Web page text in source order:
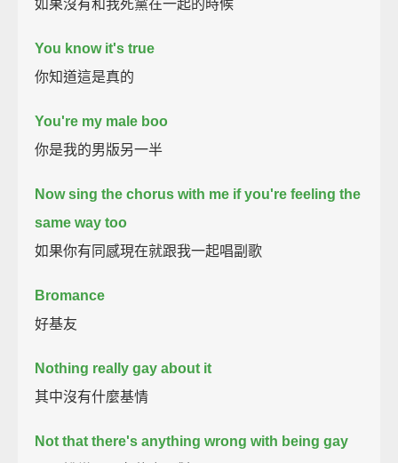
如果沒有和我死黨在一起的時候
You know it's true
你知道這是真的
You're my male boo
你是我的男版另一半
Now sing the chorus with me if you're feeling the
same way too
如果你有同感現在就跟我一起唱副歌
Bromance
好基友
Nothing really gay about it
其中沒有什麼基情
Not that there's anything wrong with being gay